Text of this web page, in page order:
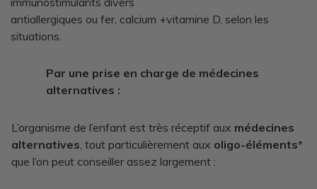
antiallergiques ou fer, calcium +vitamine D, selon les
situations.
Par une prise en charge de médecines
alternatives :
L’organisme de l’enfant est très réceptif aux médecines
alternatives , tout particulièrement aux oligo-éléments*
que l’on peut conseiller assez largement :